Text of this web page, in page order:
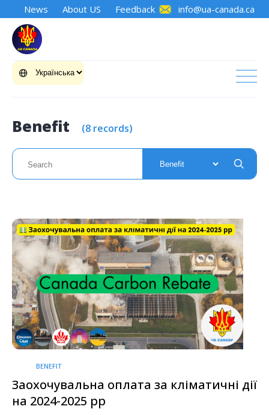
News About US Feedback info@ua-canada.ca
Benefit (8 records)
BENEFIT
Заохочувальна оплата за кліматичні дії
на 2024-2025 рр